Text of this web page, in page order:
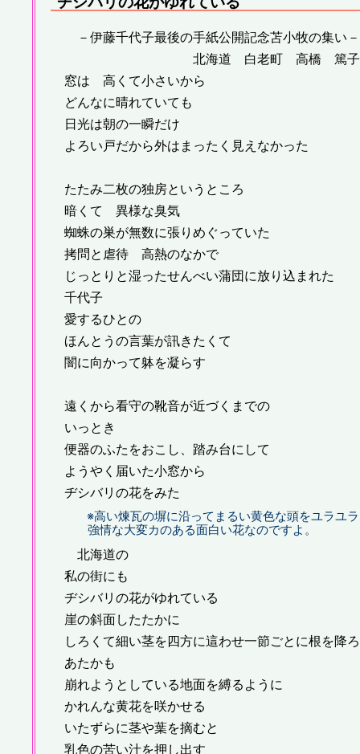
－伊藤千代子最後の手紙公開記念苫小牧の集い－
北海道 白老町 高橋 篤子
窓は 高くて小さいから
どんなに晴れていても
日光は朝の一瞬だけ
よろい戸だから外はまったく見えなかった
たたみ二枚の独房というところ
暗くて 異様な臭気
蜘蛛の巣が無数に張りめぐっていた
拷問と虐待 高熱のなかで
じっとりと湿ったせんべい蒲団に放り込まれた
千代子
愛するひとの
ほんとうの言葉が訊きたくて
闇に向かって躰を凝らす
遠くから看守の靴音が近づくまでの
いっとき
便器のふたをおこし、踏み台にして
ようやく届いた小窓から
ヂシバリの花をみた
※高い煉瓦の塀に沿ってまるい黄色な頭をユラユ
強情な大変カのある面白い花なのですよ。
北海道の
私の街にも
ヂシバリの花がゆれている
崖の斜面したたかに
しろくて細い茎を四方に這わせ一節ごとに根を降
あたかも
崩れようとしている地面を縛るように
かれんな黄花を咲かせる
いたずらに茎や葉を摘むと
乳色の苦い汁を押し出す